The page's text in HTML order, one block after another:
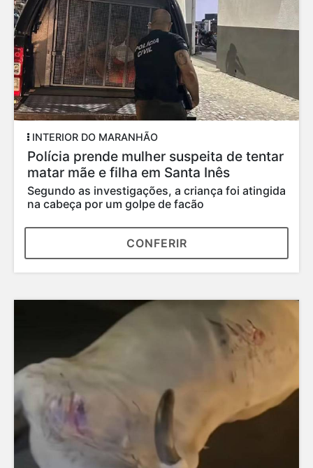
INTERIOR DO MARANHÃO
Polícia prende mulher suspeita de tentar
matar mãe e filha em Santa Inês
Segundo as investigações, a criança foi atingida
na cabeça por um golpe de facão
CONFERIR